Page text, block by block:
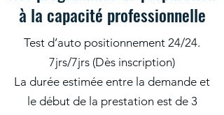
à la capacité professionnelle
Test d’auto positionnement 24/24.
7jrs/7jrs (Dès inscription)
La durée estimée entre la demande et
le début de la prestation est de 3